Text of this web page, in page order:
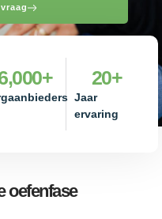
+
Jaar
ervaring
20+
oefenfase